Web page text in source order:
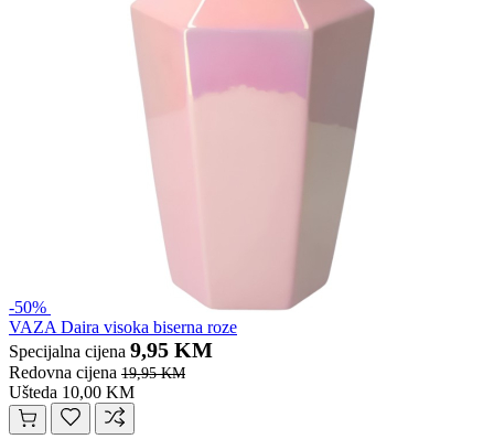
-50%
VAZA Daira visoka biserna roze
Specijalna cijena 9,95 KM
Redovna cijena 19,95 KM
Ušteda 10,00 KM